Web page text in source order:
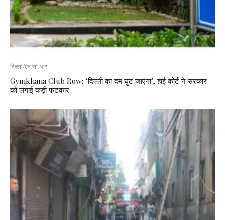
दिल्ली/एन.सी.आर.
Gymkhana Club Row: ‘दिल्ली का दम घुट जाएगा’, हाई कोर्ट ने सरकार
को लगाई कड़ी फटकार